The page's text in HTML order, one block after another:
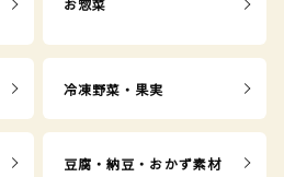
お惣菜
冷凍野菜・果実
豆腐・納豆・おかず素材